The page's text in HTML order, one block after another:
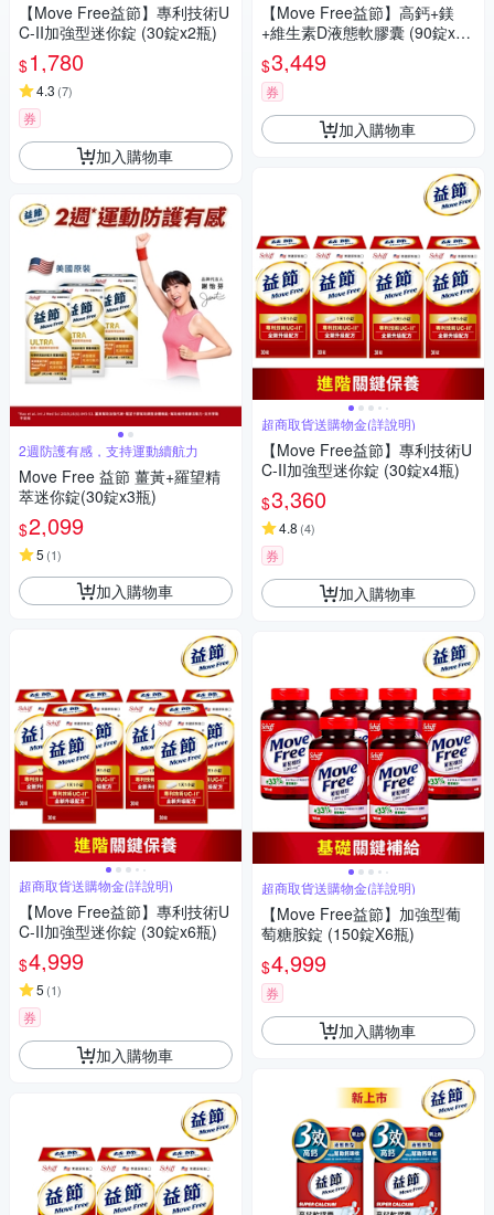
【Move Free益節】專利技術U
C-II加強型迷你錠 (30錠x2瓶)
$1,780
4.3 (7)
券
加入購物車
2週防護有感，支持運動續航力
Move Free 益節 薑黃+羅望精
萃迷你錠(30錠x3瓶)
$2,099
5 (1)
加入購物車
超商取貨送購物金(詳說明)
【Move Free益節】專利技術U
C-II加強型迷你錠 (30錠x6瓶)
$4,999
5 (1)
券
加入購物車
【Move Free益節】高鈣+鎂
+維生素D液態軟膠囊 (90錠x4
瓶)
$3,449
券
加入購物車
超商取貨送購物金(詳說明)
【Move Free益節】專利技術U
C-II加強型迷你錠 (30錠x4瓶)
$3,360
4.8 (4)
券
加入購物車
超商取貨送購物金(詳說明)
【Move Free益節】加強型葡
萄糖胺錠 (150錠X6瓶)
$4,999
券
加入購物車